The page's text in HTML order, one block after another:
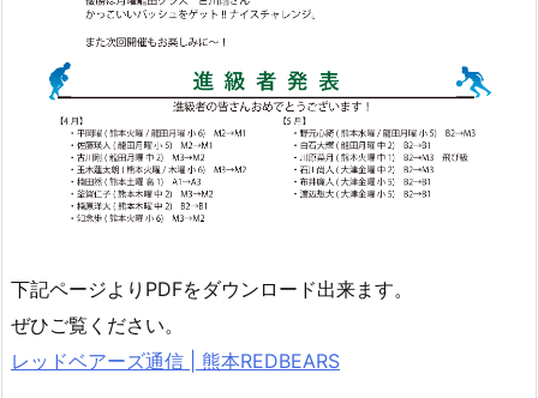
下記ページよりPDFをダウンロード出来ます。
ぜひご覧ください。
レッドベアーズ通信 | 熊本REDBEARS